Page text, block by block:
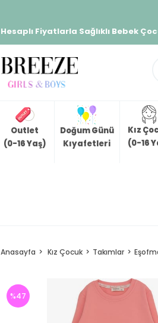
Hesaplı Fiyatlarla Sağlıklı Bebek
Outlet
(0-16 Yaş)
Doğum Günü
Kıyafetleri
Kız
(0-16
Anasayfa Kız Çocuk Takımlar
%47